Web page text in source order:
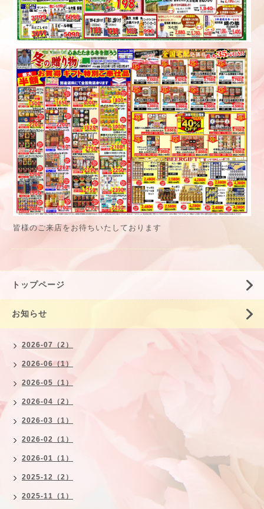
皆様のご来店をお待ちいたしております
トップページ
お知らせ
2026-07（2）
2026-06（1）
2026-05（1）
2026-04（2）
2026-03（1）
2026-02（1）
2026-01（1）
2025-12（2）
2025-11（1）